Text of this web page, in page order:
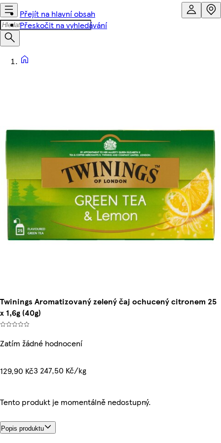
Přejít na hlavní obsah
Přeskočit na vyhledávání
Twinings Aromatizovaný zelený čaj ochucený citronem 25
x 1,6g (40g)
Zatím žádné hodnocení
129,90 Kč3 247,50 Kč/kg
Tento produkt je momentálně nedostupný.
Popis produktu